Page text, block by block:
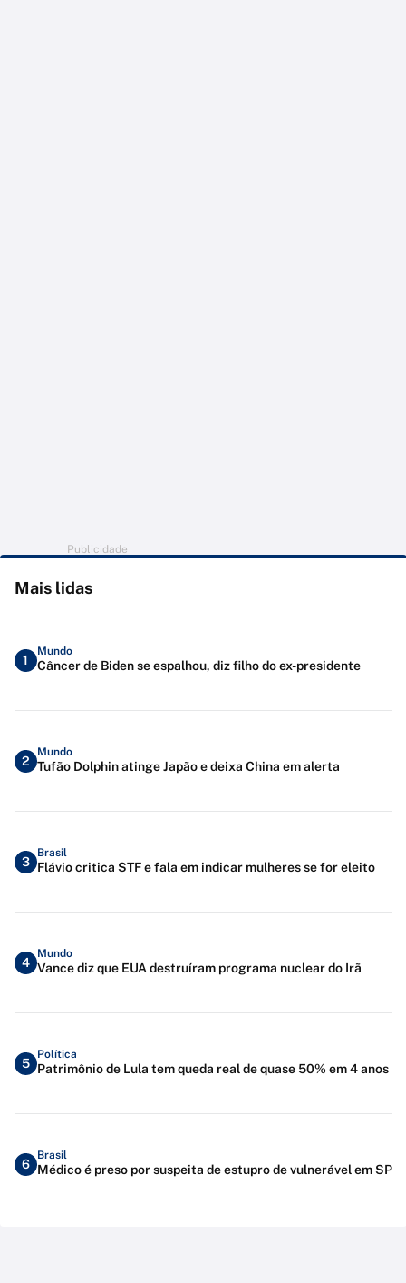
Publicidade
Mais lidas
1
Mundo
Câncer de Biden se espalhou, diz filho do ex-presidente
2
Mundo
Tufão Dolphin atinge Japão e deixa China em alerta
3
Brasil
Flávio critica STF e fala em indicar mulheres se for eleito
4
Mundo
Vance diz que EUA destruíram programa nuclear do Irã
5
Política
Patrimônio de Lula tem queda real de quase 50% em 4 anos
6
Brasil
Médico é preso por suspeita de estupro de vulnerável em SP